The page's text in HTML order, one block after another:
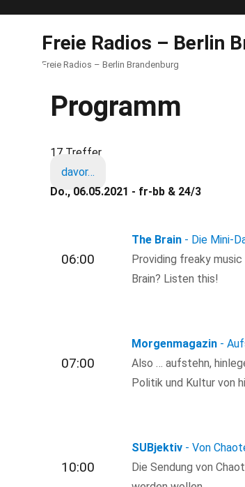
Freie Radios – Berlin
Freie Radios – Berlin Brandenburg
Programm
17 Treffer
davor…
Do., 06.05.2021 - fr-bb & 24/3
06:00
The Brain - Die Mini-
Providing freaky
Brain? Listen this!
07:00
Morgenmagazin -
Also … aufstehn,
Politik und Kultur von
10:00
SUBjektiv - Von
Die Sendung von